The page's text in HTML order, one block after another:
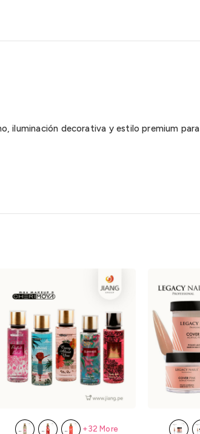
iluminación decorativa y estilo premium para
+32 More